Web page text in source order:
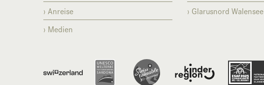
Anreise
Medien
Glarusnord Walensee